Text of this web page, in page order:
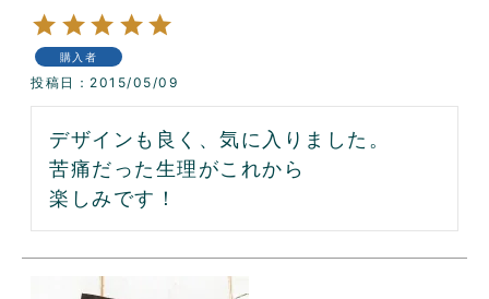
購入者
投稿日 2015/05/09
デザインも良く、気に入りました。
苦痛だった生理がこれから
楽しみです！